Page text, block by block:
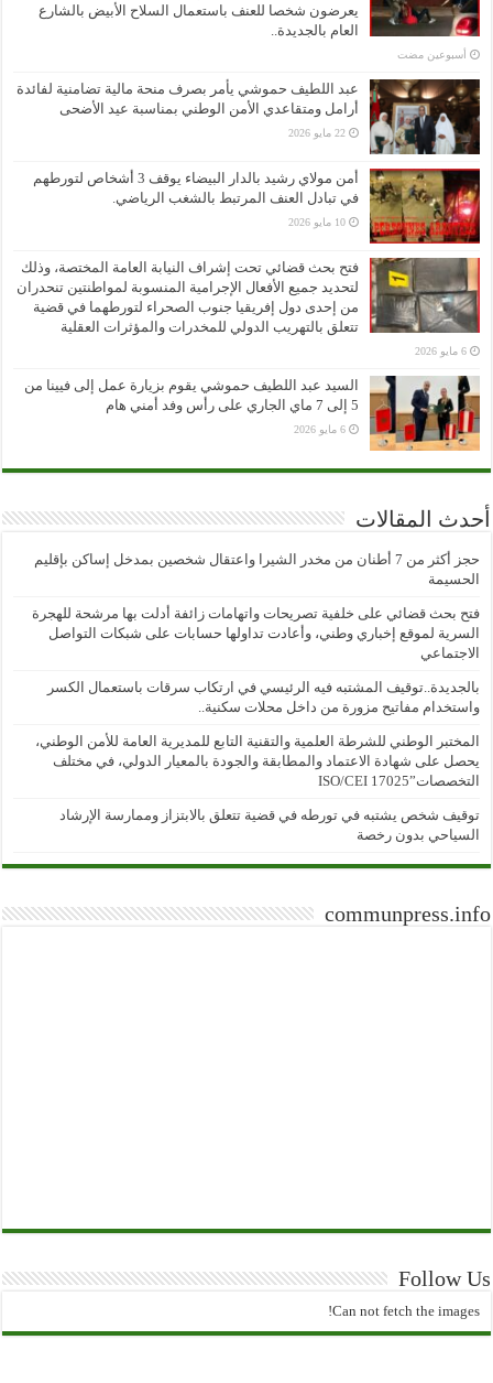
يعرضون شخصا للعنف باستعمال السلاح الأبيض بالشارع
العام بالجديدة..
‏أسبوعين مضت
عبد اللطيف حموشي يأمر بصرف منحة مالية تضامنية لفائدة
أرامل ومتقاعدي الأمن الوطني بمناسبة عيد الأضحى
22 مايو 2026
أمن مولاي رشيد بالدار البيضاء يوقف 3 أشخاص لتورطهم
في تبادل العنف المرتبط بالشغب الرياضي.
10 مايو 2026
فتح بحث قضائي تحت إشراف النيابة العامة المختصة، وذلك
لتحديد جميع الأفعال الإجرامية المنسوبة لمواطنتين تنحدران
من إحدى دول إفريقيا جنوب الصحراء لتورطهما في قضية
تتعلق بالتهريب الدولي للمخدرات والمؤثرات العقلية
6 مايو 2026
السيد عبد اللطيف حموشي يقوم بزيارة عمل إلى فيينا من
5 إلى 7 ماي الجاري على رأس وفد أمني هام
6 مايو 2026
أحدث المقالات
حجز أكثر من 7 أطنان من مخدر الشيرا واعتقال شخصين بمدخل إساكن بإقليم
الحسيمة
فتح بحث قضائي على خلفية تصريحات واتهامات زائفة أدلت بها مرشحة للهجرة
السرية لموقع إخباري وطني، وأعادت تداولها حسابات على شبكات التواصل
الاجتماعي
بالجديدة..توقيف المشتبه فيه الرئيسي في ارتكاب سرقات باستعمال الكسر
واستخدام مفاتيح مزورة من داخل محلات سكنية..
المختبر الوطني للشرطة العلمية والتقنية التابع للمديرية العامة للأمن الوطني،
يحصل على شهادة الاعتماد والمطابقة والجودة بالمعيار الدولي، في مختلف
التخصصات”ISO/CEI 17025
توقيف شخص يشتبه في تورطه في قضية تتعلق بالابتزاز وممارسة الإرشاد
السياحي بدون رخصة
communpress.info
Follow Us
Can not fetch the images!